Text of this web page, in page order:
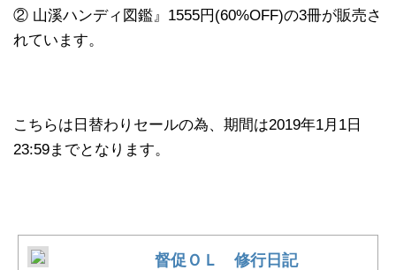
② 山溪ハンディ図鑑』1555円(60%OFF)の3冊が販売さ
れています。
こちらは日替わりセールの為、期間は2019年1月1日
23:59までとなります。
督促ＯＬ 修行日記